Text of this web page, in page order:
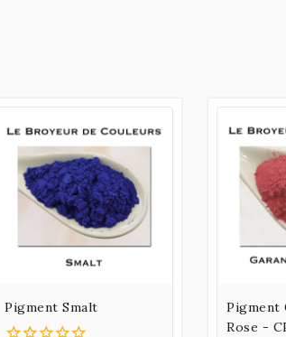
Pigment Smalt
Pigment
Rose -